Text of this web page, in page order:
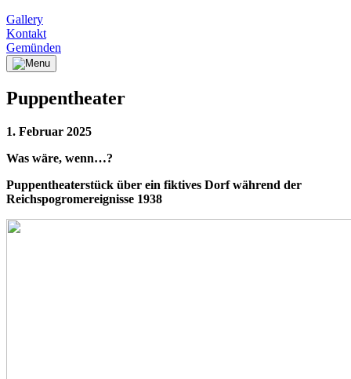
Gallery
Kontakt
Gemünden
Puppentheater
1. Februar 2025
Was wäre, wenn…?
Puppentheaterstück über ein fiktives Dorf während der
Reichspogromereignisse 1938